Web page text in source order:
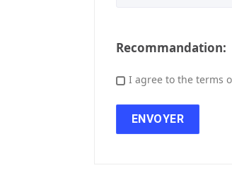
Recommandation:
I agree to the terms